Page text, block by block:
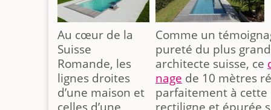
Au cœur de la
Suisse
Romande, les
lignes droites
d’une maison et
Comme un
pureté du plus grand
architecte suisse, ce
nage de 10 mètres
parfaitement à cette